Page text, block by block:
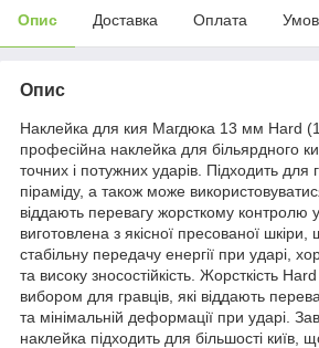
Опис Доставка Оплата
Опис
Наклейка для кия Магдюка 13 мм Hard
професійна наклейка для більярдного
точних і потужних ударів. Підходить для
піраміду, а також може
віддають перевагу жорсткому контролю
виготовлена з якісної пресованої
стабільну передачу енергії при ударі,
та високу зносостійкість. Жорсткість
вибором для гравців, які віддають
та мінімальній деформації при ударі.
наклейка підходить для більшості київ,